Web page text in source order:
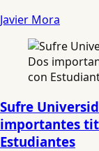
Javier Mora
Sufre
importantes
Estudiantes